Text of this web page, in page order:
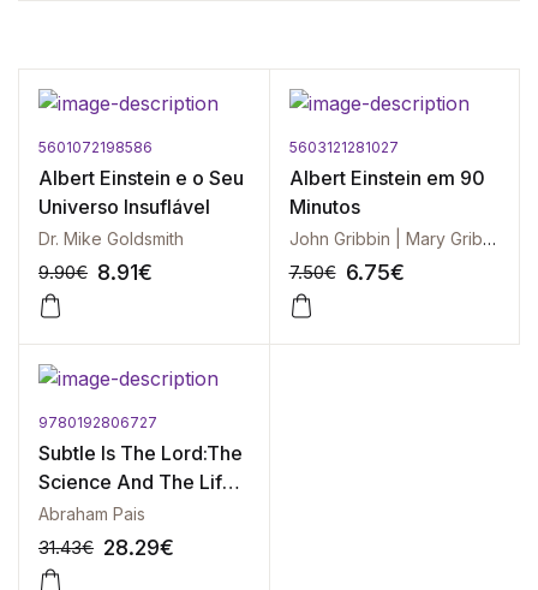
5601072198586
Albert Einstein e o Seu
Universo Insuflável
Dr. Mike Goldsmith
9.90€ 8.91€
5603121281027
Albert Einstein em 90
Minutos
John Gribbin | Mary Gribbin
7.50€ 6.75€
9780192806727
Subtle Is The Lord:The
Science And The Life
Of Albert Einstein
Abraham Pais
31.43€ 28.29€